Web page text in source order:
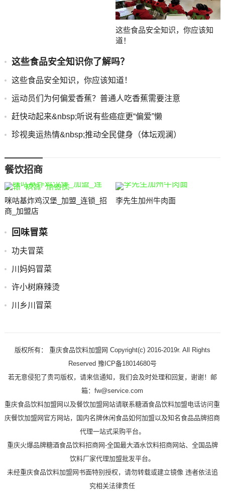
这些食品安全知识，你应该知
道！
这些食品安全知识你了解吗？
这些食品安全知识，你应该知道！
运动员们为何偏爱香蕉？普通人吃香蕉需要注意
赶快动起来&nbsp;听说有些癌症更“偏爱”懒
珍视奥运热情&nbsp;推动全民健身（体坛观澜）
餐饮招商
咪咕基炸鸡汉堡_加盟_连锁_招
商_加盟店
李先生加州牛肉面
回味冒菜
功夫冒菜
川妈妈冒菜
许小树麻辣烫
川乡川冒菜
版权所有： 重庆食品饮料加盟网 Copyright(c) 2016-2019r. All Rights
Reserved 豫ICP备18014680号
若无意侵犯了贵司版权，请来信通知，我们会及时处理和回复，谢谢！邮
箱：fw@service.com
重庆食品饮料加盟网以及餐饮加盟网站请联系糖酒食品饮料加盟电话访问重
庆餐饮加盟网官方网站，国内名牌休闲食品如何加盟以及知名食品品牌招商
代理一站式采购平台。
重庆火爆品牌糖酒食品饮料招商网-全国最大酒水饮料招商网站、全国品牌
饮料厂家代理加盟批发平台。
未经重庆食品饮料加盟网书面特别授权，请勿转载或建立镜像 违者依法追
究相关法律责任